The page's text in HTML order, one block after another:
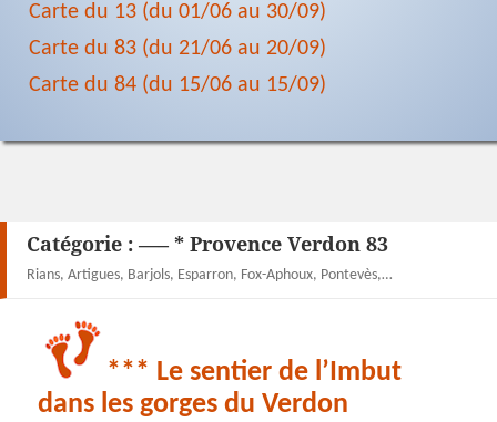
Carte du 13 (du 01/06 au 30/09)
Carte du 83 (du 21/06 au 20/09)
Carte du 84 (du 15/06 au 15/09)
Catégorie : —– * Provence Verdon 83
Rians, Artigues, Barjols, Esparron, Fox-Aphoux, Pontevès,…
*** Le sentier de l’Imbut
dans les gorges du Verdon